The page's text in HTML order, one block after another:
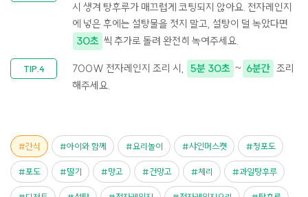
시 생겨 탕후루가 매끄럽게 코팅되지 않아요. 전자레인지
에 넣은 후에는 설탕물을 젓지 말고, 설탕이 덜 녹았다면
30초 씩 추가로 돌려 완전히 녹여주세요.
700W 전자레인지 조리 시, 5분 30초 ~ 6분간 조리
해주세요.
간식 아이와 함께 요리놀이 샤인머스캣 청포도
포도 딸기 망고 건망고 체리 과일탕후루